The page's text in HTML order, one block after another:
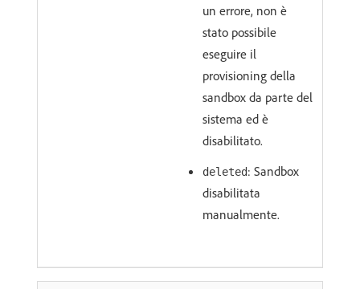
un errore, non è
stato possibile
eseguire il
provisioning della
sandbox da parte del
sistema ed è
disabilitato.
deleted: Sandbox
disabilitata
manualmente.